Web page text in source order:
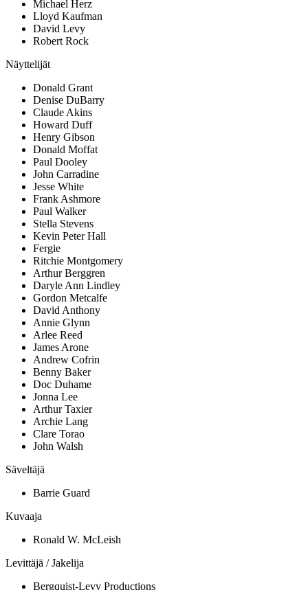
Michael Herz
Lloyd Kaufman
David Levy
Robert Rock
Näyttelijät
Donald Grant
Denise DuBarry
Claude Akins
Howard Duff
Henry Gibson
Donald Moffat
Paul Dooley
John Carradine
Jesse White
Frank Ashmore
Paul Walker
Stella Stevens
Kevin Peter Hall
Fergie
Ritchie Montgomery
Arthur Berggren
Daryle Ann Lindley
Gordon Metcalfe
David Anthony
Annie Glynn
Arlee Reed
James Arone
Andrew Cofrin
Benny Baker
Doc Duhame
Jonna Lee
Arthur Taxier
Archie Lang
Clare Torao
John Walsh
Säveltäjä
Barrie Guard
Kuvaaja
Ronald W. McLeish
Levittäjä / Jakelija
Bergquist-Levy Productions